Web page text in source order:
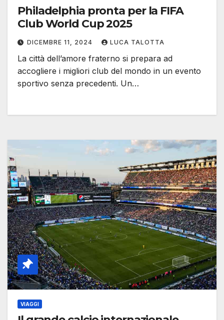
Philadelphia pronta per la FIFA
Club World Cup 2025
DICEMBRE 11, 2024 LUCA TALOTTA
La città dell’amore fraterno si prepara ad
accogliere i migliori club del mondo in un evento
sportivo senza precedenti. Un…
VIAGGI